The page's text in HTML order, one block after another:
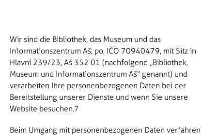
Wir sind die Bibliothek, das Museum und das
Informationszentrum Aš, po, IČO 70940479, mit Sitz in
Hlavní 239/23, Aš 352 01 (nachfolgend „Bibliothek,
Museum und Informationszentrum Aš“ genannt) und
verarbeiten Ihre personenbezogenen Daten bei der
Bereitstellung unserer Dienste und wenn Sie unsere
Website besuchen.7
Beim Umgang mit personenbezogenen Daten verfahren